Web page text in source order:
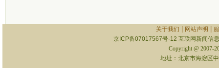
关于我们 网站声明
京ICP备07017567号-12 互联网新闻信
Copyright @ 2007-
地址：北京市海淀区